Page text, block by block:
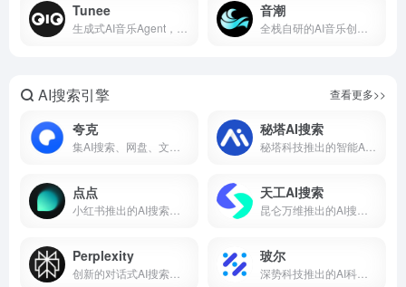
Tunee
生成式AI音乐Agent，涵盖全流程音乐制作
音潮
全栈自研的AI音乐创作平台
AI搜索引擎 查看更多>>
夸克
集AI搜索、网盘、文档、创作于一身的应用
秘塔AI搜索
秘塔科技推出的智能AI搜索引擎
点点
小红书推出的AI搜索助手
天工AI搜索
昆仑万维推出的AI搜索引擎
Perplexity
创新的对话式AI搜索引擎
玻尔
深势科技推出的AI科研搜索平台